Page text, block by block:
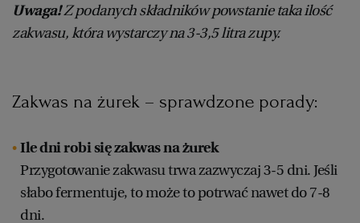
Uwaga!Z podanych składników powstanie taka ilość
zakwasu, która wystarczy na 3-3,5 litra zupy.
Zakwas na żurek – sprawdzone porady:
Ile dni robi się zakwas na żurek
Przygotowanie zakwasu trwa zazwyczaj 3-5 dni. Jeśli
słabo fermentuje, to może to potrwać nawet do 7-8
dni.